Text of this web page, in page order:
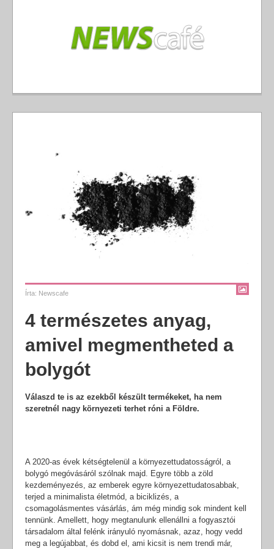
Írta: Newscafe
4 természetes anyag,
amivel megmentheted a
bolygót
Válaszd te is az ezekből készült termékeket, ha nem
szeretnél nagy környezeti terhet róni a Földre.
A 2020-as évek kétségtelenül a környezettudatosságról, a
bolygó megóvásáról szólnak majd. Egyre több a zöld
kezdeményezés, az emberek egyre környezettudatosabbak,
terjed a minimalista életmód, a biciklizés, a
csomagolásmentes vásárlás, ám még mindig sok mindent kell
tennünk. Amellett, hogy megtanulunk ellenállni a fogyasztói
társadalom által felénk irányuló nyomásnak, azaz, hogy vedd
meg a legújabbat, és dobd el, ami kicsit is nem trendi már,